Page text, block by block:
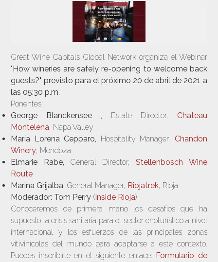
Great Wine Capitals Global Network organiza el Webinar
"How wineries are safely re-opening to welcome back
guests?" previsto para el próximo 20 de abril de 2021 a
las 05:30 p.m.
Ponentes:
George Blanckensee ,
Estate Director, Chateau
Montelena, Napa Valley
María Lorena Cepparo,
Hospitality Manager, Chandon
Winery, Mendoza
Elmarie Rabe, General Director,Stellenbosch Wine
Route
Marina Grijalba, General Manager, Riojatrek, Rioja
Moderador: Tom Perry ( Inside Rioja).
Conoceremos de primera mano los desafíos que ha
supuesto la crisis sanitaria para el sector enoturístico a nivel
internacional y los esfuerzos de las principales zonas
vitivinícolas del mundo para adaptarse a este contexto.
Puedes inscribirte en el siguiente enlace: Formulario de